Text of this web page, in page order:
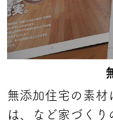
無添加住宅の素材
は、など家づく